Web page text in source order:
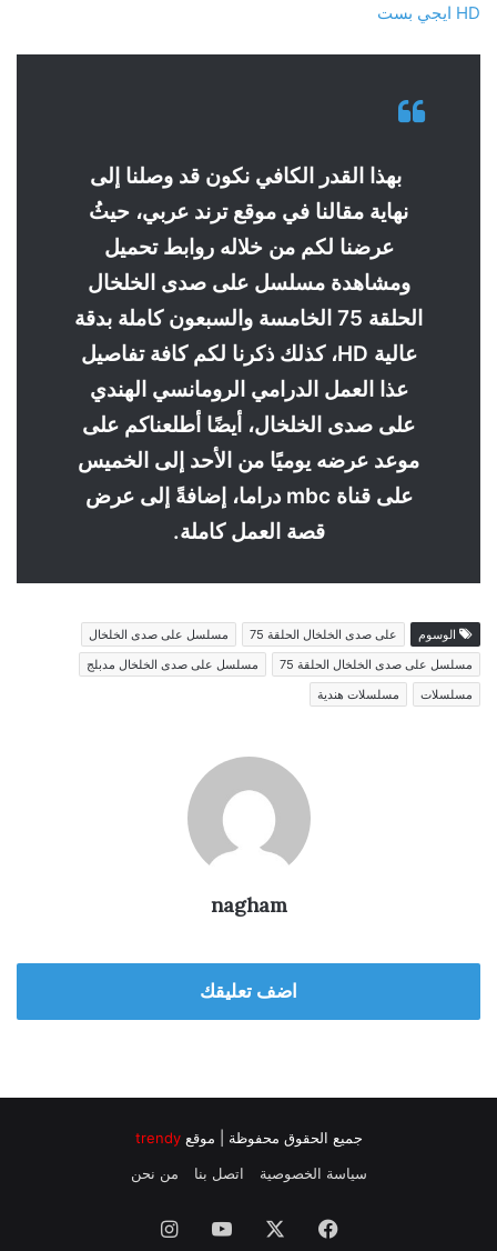
HD ايجي بست
بهذا القدر الكافي نكون قد وصلنا إلى
نهاية مقالنا في موقع ترند عربي، حيثُ
عرضنا لكم من خلاله روابط تحميل
ومشاهدة مسلسل على صدى الخلخال
الحلقة 75 الخامسة والسبعون كاملة بدقة
عالية HD، كذلك ذكرنا لكم كافة تفاصيل
عذا العمل الدرامي الرومانسي الهندي
على صدى الخلخال، أيضًا أطلعناكم على
موعد عرضه يوميًا من الأحد إلى الخميس
على قناة mbc دراما، إضافةً إلى عرض
قصة العمل كاملة.
الوسوم على صدى الخلخال الحلقة 75
مسلسل على صدى الخلخال
مسلسل على صدى الخلخال الحلقة 75
مسلسل على صدى الخلخال مدبلج
مسلسلات
مسلسلات هندية
nagham
اضف تعليقك
جميع الحقوق محفوظة | موقع trendy
سياسة الخصوصية
اتصل بنا من نحن
فيسبوك ‫YouTube